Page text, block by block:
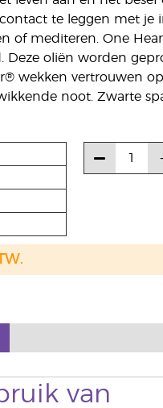
te leggen met je
of mediteren. One
Deze oliën worden
wekken vertrouwen
noot. Zwarte
van